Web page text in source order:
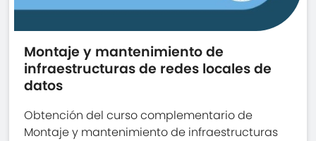
Montaje y mantenimiento de
infraestructuras de redes locales de
datos
Obtención del curso complementario de
Montaje y mantenimiento de infraestructuras